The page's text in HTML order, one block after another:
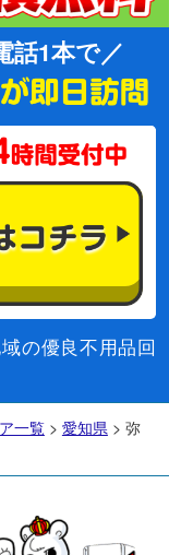
話1本で
の優良不用品回
一覧> 愛知県 > 弥